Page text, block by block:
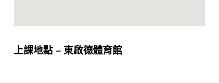
上課地點 – 東啟德體育館